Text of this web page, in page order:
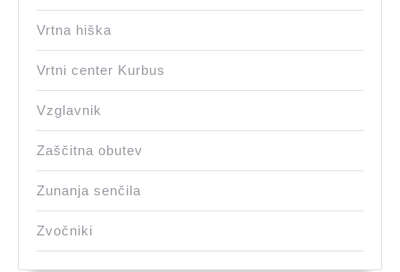
Vrtna hiška
Vrtni center Kurbus
Vzglavnik
Zaščitna obutev
Zunanja senčila
Zvočniki